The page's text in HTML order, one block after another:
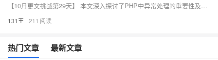
【10月更文挑战第29天】 本文深入探讨了PHP中异常处理的重要性及其实现方式，介绍了try-catch语句的使用方法和自定义异常类的创建。通过实例讲解如何在实际开发中有效捕获并处理异常，提高代码的健壮性和可维护性。 ####
131王 211
热门文章 最新文章